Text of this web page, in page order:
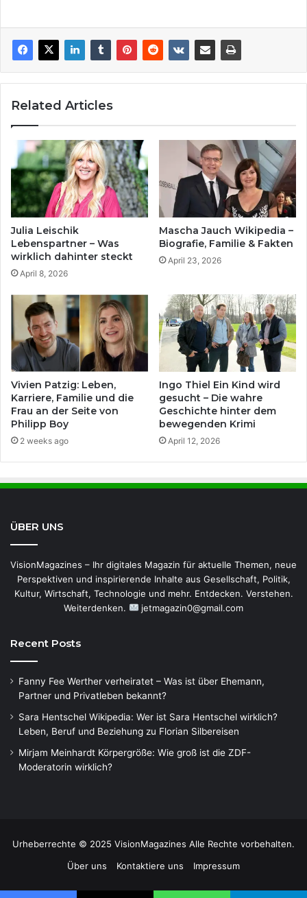
Related Articles
Julia Leischik
Lebenspartner – Was
wirklich dahinter steckt
April 8, 2026
Mascha Jauch Wikipedia –
Biografie, Familie & Fakten
April 23, 2026
Vivien Patzig: Leben,
Karriere, Familie und die
Frau an der Seite von
Philipp Boy
2 weeks ago
Ingo Thiel Ein Kind wird
gesucht – Die wahre
Geschichte hinter dem
bewegenden Krimi
April 12, 2026
ÜBER UNS
VisionMagazines – Ihr digitales Magazin für aktuelle Themen, neue
Perspektiven und inspirierende Inhalte aus Gesellschaft, Politik,
Kultur, Wirtschaft, Technologie und mehr. Entdecken. Verstehen.
Weiterdenken.
jetmagazin0@gmail.com
Recent Posts
Fanny Fee Werther verheiratet – Was ist über Ehemann,
Partner und Privatleben bekannt?
Sara Hentschel Wikipedia: Wer ist Sara Hentschel wirklich?
Leben, Beruf und Beziehung zu Florian Silbereisen
Mirjam Meinhardt Körpergröße: Wie groß ist die ZDF-
Moderatorin wirklich?
Urheberrechte © 2025 VisionMagazines Alle Rechte vorbehalten.
Über uns
Kontaktiere uns Impressum